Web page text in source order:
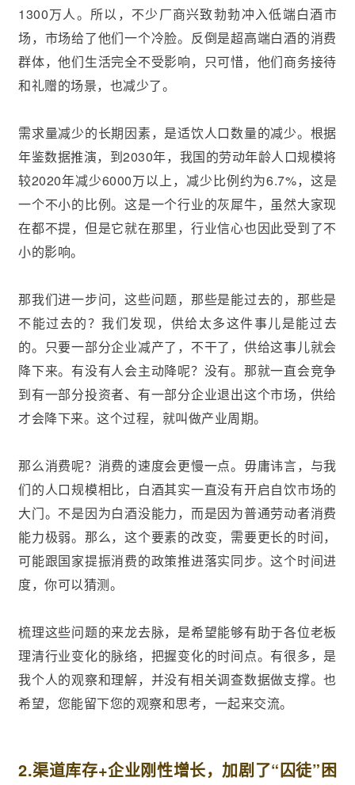
1300万人。所以，不少厂商兴致勃勃冲入低端白酒市
场，市场给了他们一个冷脸。反倒是超高端白酒的消费
群体，他们生活完全不受影响，只可惜，他们商务接待
和礼赠的场景，也减少了。
需求量减少的长期因素，是适饮人口数量的减少。根据
年鉴数据推演，到2030年，我国的劳动年龄人口规模将
较2020年减少6000万以上，减少比例约为6.7%，这是
一个不小的比例。这是一个行业的灰犀牛，虽然大家现
在都不提，但是它就在那里，行业信心也因此受到了不
小的影响。
那我们进一步问，这些问题，那些是能过去的，那些是
不能过去的？我们发现，供给太多这件事儿是能过去
的。只要一部分企业减产了，不干了，供给这事儿就会
降下来。有没有人会主动降呢？没有。那就一直会竞争
到有一部分投资者、有一部分企业退出这个市场，供给
才会降下来。这个过程，就叫做产业周期。
那么消费呢？消费的速度会更慢一点。毋庸讳言，与我
们的人口规模相比，白酒其实一直没有开启自饮市场的
大门。不是因为白酒没能力，而是因为普通劳动者消费
能力极弱。那么，这个要素的改变，需要更长的时间，
可能跟国家提振消费的政策推进落实同步。这个时间进
度，你可以猜测。
梳理这些问题的来龙去脉，是希望能够有助于各位老板
理清行业变化的脉络，把握变化的时间点。有很多，是
我个人的观察和理解，并没有相关调查数据做支撑。也
希望，您能留下您的观察和思考，一起来交流。
2.渠道库存+企业刚性增长，加剧了“囚徒”困